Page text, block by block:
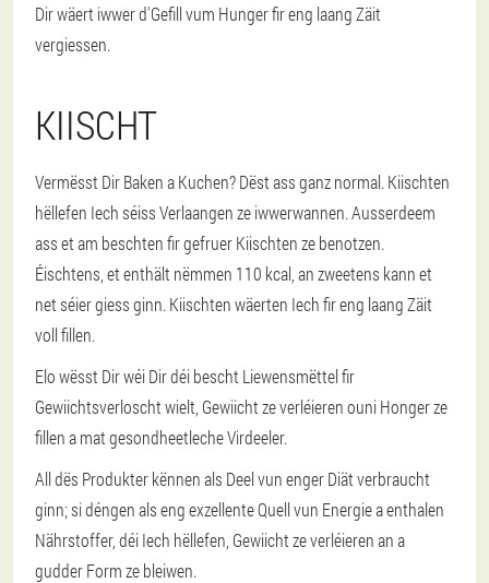
Dir wäert iwwer d'Gefill vum Hunger fir eng laang Zäit
vergiessen.
KIISCHT
Vermësst Dir Baken a Kuchen? Dëst ass ganz normal. Kiischten
hëllefen Iech séiss Verlaangen ze iwwerwannen. Ausserdeem
ass et am beschten fir gefruer Kiischten ze benotzen.
Éischtens, et enthält nëmmen 110 kcal, an zweetens kann et
net séier giess ginn. Kiischten wäerten Iech fir eng laang Zäit
voll fillen.
Elo wësst Dir wéi Dir déi bescht Liewensmëttel fir
Gewiichtsverloscht wielt, Gewiicht ze verléieren ouni Honger ze
fillen a mat gesondheetleche Virdeeler.
All dës Produkter kënnen als Deel vun enger Diät verbraucht
ginn; si déngen als eng exzellente Quell vun Energie a enthalen
Nährstoffer, déi Iech hëllefen, Gewiicht ze verléieren an a
gudder Form ze bleiwen.